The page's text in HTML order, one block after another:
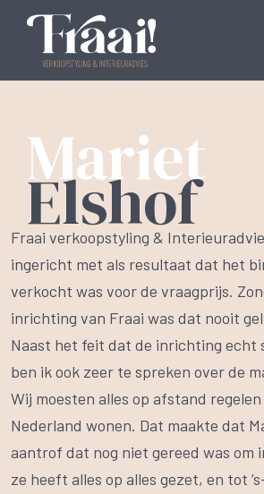
Mariet
Elshof
Fraai verkoopstyling &
ingericht met als resultaat dat het
verkocht was voor de vraagprijs.
inrichting van Fraai was dat nooit
Naast het feit dat de inrichting echt
ben ik ook zeer te spreken over de
Wij moesten alles op afstand
Nederland wonen. Dat maakte dat
aantrof dat nog niet gereed was om
ze heeft alles op alles gezet, en tot